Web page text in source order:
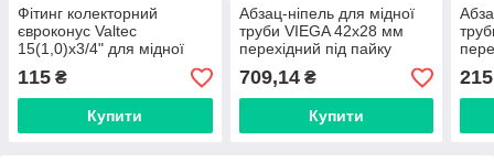
Фітинг колекторний
євроконус Valtec
15(1,0)x3/4" для мідної
VT.4430.NVE.15
115 ₴
Купити
Абзац-ніпель для мідної
труби VIEGA 42x28 мм
перехідний під пайку
709,14₴
Купити